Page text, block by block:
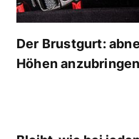
Der Brustgurt:
Höhen